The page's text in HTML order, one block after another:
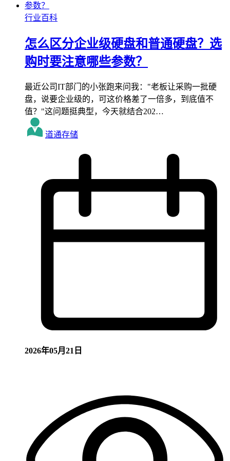
行业百科
怎么区分企业级硬盘和普通硬盘？选
购时要注意哪些参数？
最近公司IT部门的小张跑来问我："老板让采购一批硬
盘，说要企业级的，可这价格差了一倍多，到底值不
值？"这问题挺典型，今天就结合202…
道通存储
2026年05月21日